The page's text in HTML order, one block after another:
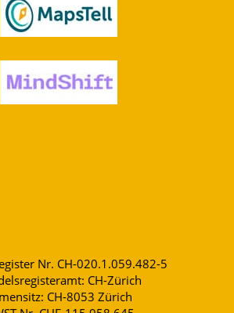
Nr. CH-020.1.059.482-5
CH-Zürich
CH-8053 Zürich